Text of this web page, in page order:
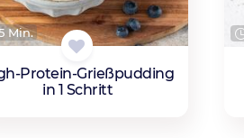
Min.
Protein-Grießpudding
in 1 Schritt